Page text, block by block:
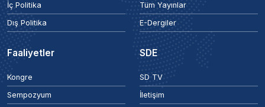
İç Politika
Dış Politika
Tüm Yayınlar
E-Dergiler
Faaliyetler
Kongre
Sempozyum
SDE
SD TV
İletişim